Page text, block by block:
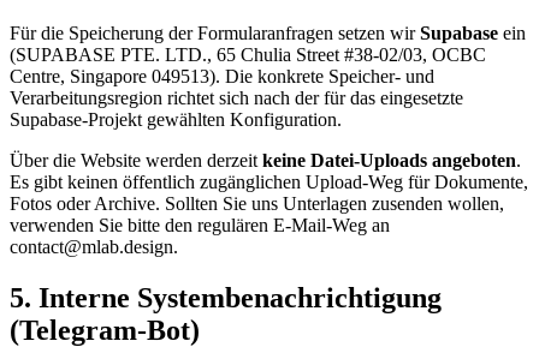
Für die Speicherung der Formularanfragen setzen wir Supabase ein
(SUPABASE PTE. LTD., 65 Chulia Street #38-02/03, OCBC
Centre, Singapore 049513). Die konkrete Speicher- und
Verarbeitungsregion richtet sich nach der für das eingesetzte
Supabase-Projekt gewählten Konfiguration.
Über die Website werden derzeit keine Datei-Uploads angeboten.
Es gibt keinen öffentlich zugänglichen Upload-Weg für Dokumente,
Fotos oder Archive. Sollten Sie uns Unterlagen zusenden wollen,
verwenden Sie bitte den regulären E-Mail-Weg an
contact@mlab.design.
5. Interne Systembenachrichtigung
(Telegram-Bot)